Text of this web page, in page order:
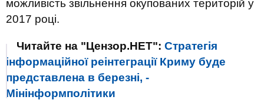
можливість звільнення окупованих територій у
2017 році.
Читайте на "Цензор.НЕТ": Стратегія
інформаційної реінтеграції Криму буде
представлена в березні, -
Мінінформполітики